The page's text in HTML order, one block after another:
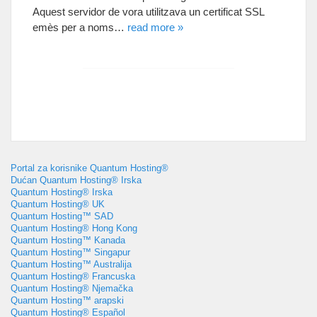
Aquest servidor de vora utilitzava un certificat SSL
emès per a noms… read more »
Portal za korisnike Quantum Hosting®
Dućan Quantum Hosting® Irska
Quantum Hosting® Irska
Quantum Hosting® UK
Quantum Hosting™ SAD
Quantum Hosting® Hong Kong
Quantum Hosting™ Kanada
Quantum Hosting™ Singapur
Quantum Hosting™ Australija
Quantum Hosting® Francuska
Quantum Hosting® Njemačka
Quantum Hosting™ arapski
Quantum Hosting® Español